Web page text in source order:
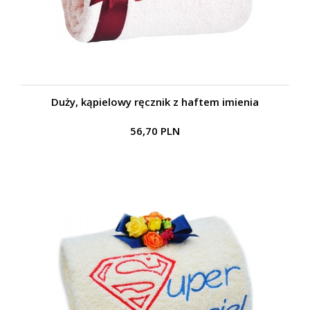
Duży, kąpielowy ręcznik z haftem imienia
56,70 PLN